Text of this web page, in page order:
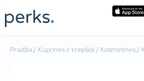
Pradžia/ Kuprinės ir krepšiai / Kosmetinės/